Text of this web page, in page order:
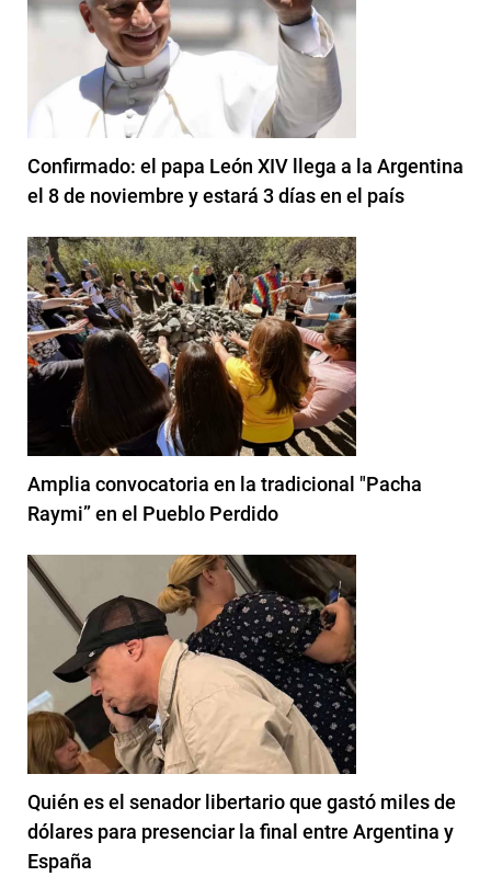
Confirmado: el papa León XIV llega a la Argentina
el 8 de noviembre y estará 3 días en el país
Amplia convocatoria en la tradicional "Pacha
Raymi” en el Pueblo Perdido
Quién es el senador libertario que gastó miles de
dólares para presenciar la final entre Argentina y
España